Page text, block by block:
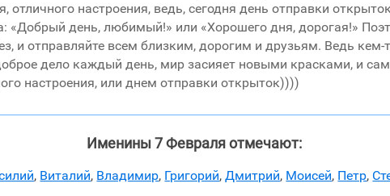
отличного настроения, ведь, сегодня день отправки
«Добрый день, любимый!» или «Хорошего дня, дорогая!»
и отправляйте всем близким, дорогим и друзьям. Ведь кем-
дело каждый день, мир засияет новыми красками, и
настроения, или днем отправки открыток))))
Именины 7 Февраля отмечают:
, Виталий, Владимир, Григорий,Дмитрий, Моисей, Петр,